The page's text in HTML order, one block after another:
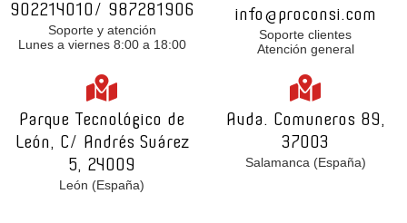
902214010/ 987281906
Soporte y atención
Lunes a viernes 8:00 a 18:00
info@proconsi.com
Soporte clientes
Atención general
Parque Tecnológico de
León, C/ Andrés Suárez
5, 24009
León (España)
Avda. Comuneros 89,
37003
Salamanca (España)